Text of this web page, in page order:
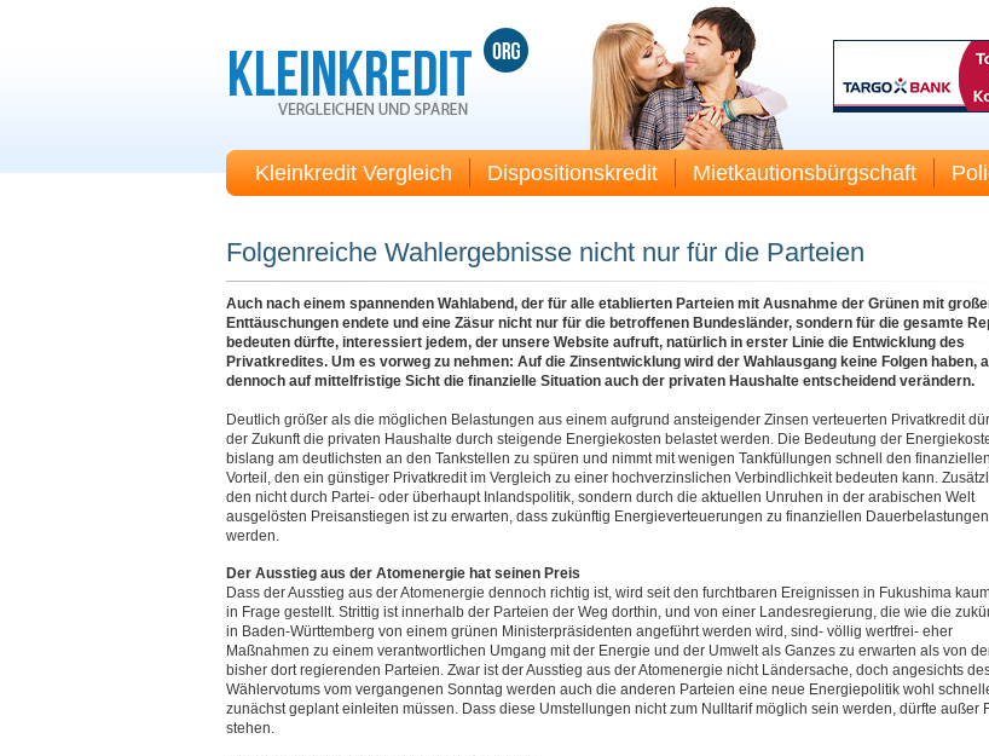
Kleinkredit Vergleich Dispositionskredit Mietkautionsbürgschaft
Folgenreiche Wahlergebnisse nicht nur für die Parteien
Auch nach einem spannenden Wahlabend, der für alle etablierten Parteien mit Ausnahme der Grünen mit
Enttäuschungen endete und eine Zäsur nicht nur für die betroffenen Bundesländer, sondern für die gesamte
bedeuten dürfte, interessiert jedem, der unsere Website aufruft, natürlich in erster Linie die Entwicklung des
Privatkredites. Um es vorweg zu nehmen: Auf die Zinsentwicklung wird der Wahlausgang keine Folgen haben,
dennoch auf mittelfristige Sicht die finanzielle Situation auch der privaten Haushalte entscheidend verändern.
Deutlich größer als die möglichen Belastungen aus einem aufgrund ansteigender Zinsen verteuerten Privatkredit
der Zukunft die privaten Haushalte durch steigende Energiekosten belastet werden. Die Bedeutung der
bislang am deutlichsten an den Tankstellen zu spüren und nimmt mit wenigen Tankfüllungen schnell den finanziellen
Vorteil, den ein günstiger Privatkredit im Vergleich zu einer hochverzinslichen Verbindlichkeit bedeuten kann.
den nicht durch Partei- oder überhaupt Inlandspolitik, sondern durch die aktuellen Unruhen in der arabischen Welt
ausgelösten Preisanstiegen ist zu erwarten, dass zukünftig Energieverteuerungen zu finanziellen Dauerbelastungen
werden.
Der Ausstieg aus der Atomenergie hat seinen Preis
Dass der Ausstieg aus der Atomenergie dennoch richtig ist, wird seit den furchtbaren Ereignissen in Fukushima
in Frage gestellt. Strittig ist innerhalb der Parteien der Weg dorthin, und von einer Landesregierung, die wie die
in Baden-Württemberg von einem grünen Ministerpräsidenten angeführt werden wird, sind- völlig wertfrei- eher
Maßnahmen zu einem verantwortlichen Umgang mit der Energie und der Umwelt als Ganzes zu erwarten als von
bisher dort regierenden Parteien. Zwar ist der Ausstieg aus der Atomenergie nicht Ländersache, doch angesichts
Wählervotums vom vergangenen Sonntag werden auch die anderen Parteien eine neue Energiepolitik wohl
zunächst geplant einleiten müssen. Dass diese Umstellungen nicht zum Nulltarif möglich sein werden, dürfte außer
stehen.